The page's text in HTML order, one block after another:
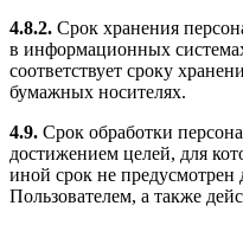
4.8.2. Срок хранения
в информационных
соответствует сроку
бумажных носителях.
4.9. Срок обработки
достижением целей, для
иной срок не
Пользователем, а также